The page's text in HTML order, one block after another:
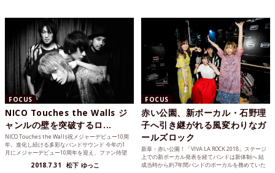
FOCUS
NICO Touches the Walls ジ
ャンルの壁を突破するロ...
NICO Touches the Walls祝メジャーデビュー10周
年。進化し続ける多彩なバンドサウンド 今年の1
月にメジャーデビュー10周年を迎え、ファン待望
の新曲「VIBRIO VULNIFICU...
2018.7.31 松下 ゆっこ
FOCUS
赤い公園、新ボーカル・石野理
子へ引き継がれる風変わりなガ
ールズロック
新章・赤い公園！「VIVA LA ROCK 2018」ステージ
上での新ボーカル発表を経てバンドは新体制へ 結
成当時から約7年間バンドのボーカルを務めていた